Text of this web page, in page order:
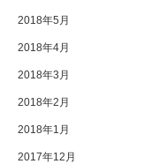
2018年5月
2018年4月
2018年3月
2018年2月
2018年1月
2017年12月